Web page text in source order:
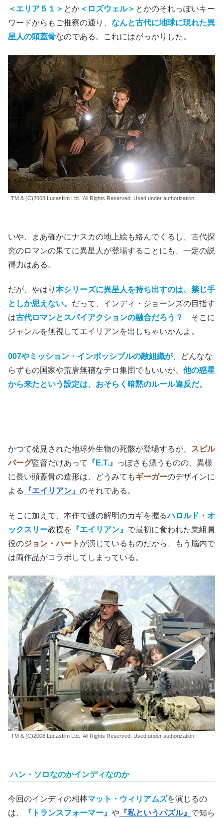
＜エリア５１＞ とか ＜ロズウェル＞ とかのそれっぽいキー
ワードからもご推察の通り、 なんと古代に地球に現れた異
星人の頭蓋骨なのである。これにはがっかりした。
TM & (C)2008 Lucasfilm Ltd.. All Rights Reserved. Used under authorization.
いや、まあ確かにナスカの地上絵も絡んでくるし、古代探
究のロマンの果てに異星人が登場することにも、一定の説
得力はある。
だが、やはり 本シリーズに異星人を持ち出すのは、禁じ手
としか思えない。 だって、インディ・ジョーンズの目指す
は古代ロマンとスパイアクションの融合だろう？
そこに
ジャンルを無視してエイリアンを出しちゃいかんよ。
007やミッション・インポッシブルの敵組織が、どんなな
らずもの国家や荒唐無稽なテロ集団でもいいが、 他の惑星
から来たという設定は、おそらく暗黙のルール違反だ。
かつて発見された地球外生物の死骸が登場するが、
スピル
バーグ監督だけあって 『E.T.』
っぽさも漂うものの、異様
に長い頭蓋骨の造形は、どうみてもギーガーのデザインに
よる
『エイリアン』 のそれである。
そこに加えて、本作で謎の解明のカギを握るハロルド・オ
ックスリー教授を 『エイリアン』 で最初に食われた乗組員
役のジョン・ハート が演じているものだから、もう脳内で
は両作品がコラボしてしまっている。
TM & (C)2008 Lucasfilm Ltd.. All Rights Reserved. Used under authorization.
ハン・ソロなのかインディなのか
今回のインディの相棒マット・ウィリアムズを演じるの
は、
『トランスフォーマー』 や 『私というパズル』 で知ら